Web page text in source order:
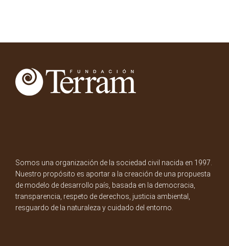
Somos una organización de la sociedad civil nacida en 1997.
Nuestro propósito es aportar a la creación de una propuesta
de modelo de desarrollo país, basada en la democracia,
transparencia, respeto de derechos, justicia ambiental,
resguardo de la naturaleza y cuidado del entorno.